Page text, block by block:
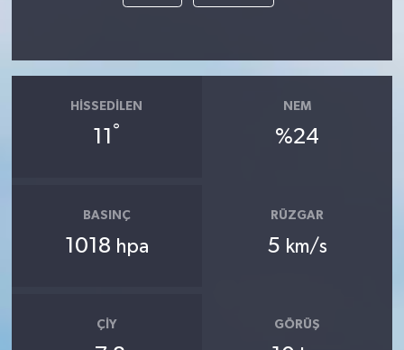
HISSEDILEN
11 °
NEM
%24
BASINÇ
1018 hpa
RÜZGAR
5 km/s
ÇIY GÖRÜŞ